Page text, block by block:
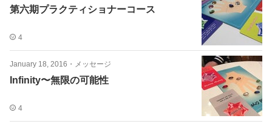
第六期プラクティショナーコース
4
January 18, 2016 ・ メッセージ
Infinity〜無限の可能性
4